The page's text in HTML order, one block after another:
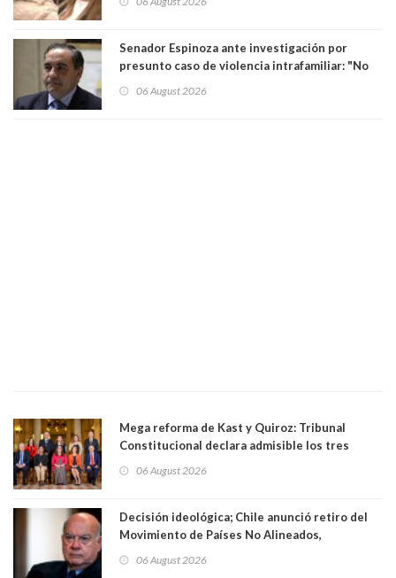
Senador Espinoza ante investigación por
presunto caso de violencia intrafamiliar: "No
antecedentes a Tribunal Supremo
06 August 2026
Mega reforma de Kast y Quiroz: Tribunal
Constitucional declara admisible los tres
06 August 2026
Decisión ideológica; Chile anunció retiro del
Movimiento de Países No Alineados,
1971. Excanciller Insulza lamentó decisión
06 August 2026